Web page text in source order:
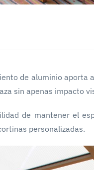
de aluminio aporta
sin apenas impacto
de mantener el
personalizadas.